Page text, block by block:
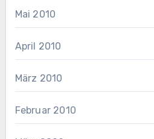
Mai 2010
April 2010
März 2010
Februar 2010